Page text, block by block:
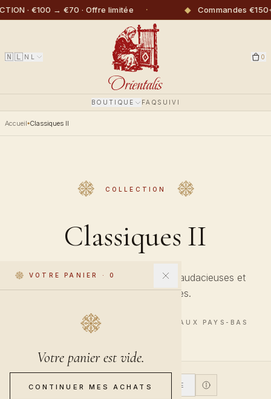
· €100 → €70 · Offre limitée Commandes €150+
🇳🇱 NL 0
BOUTIQUE FAQ SUIVI
VOTRE PANIER · 0
Votre panier est vide.
CONTINUER MES ACHATS
Accueil Classiques II
COLLECTION
Classiques II
La deuxième vague, couleurs plus audacieuses et
médaillons géométriques.
5 PIÈCES · FINITION À LA MAIN AUX PAYS-BAS
V1 V2 SUR-MESURE